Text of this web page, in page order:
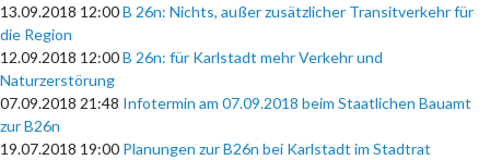
13.09.2018 12:00B 26n: Nichts, außer zusätzlicher Transitverkehr für
die Region
12.09.2018 12:00B 26n: für Karlstadt mehr Verkehr und
Naturzerstörung
07.09.2018 21:48 Infotermin am 07.09.2018 beim Staatlichen Bauamt
zur B26n
19.07.2018 19:00 Planungen zur B26n bei Karlstadt im Stadtrat